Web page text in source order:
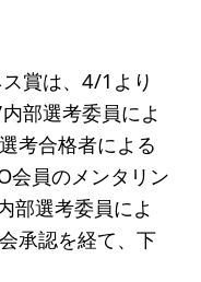
賞は、4/1より
部選考委員によ
考合格者による
会員のメンタリン
部選考委員によ
承認を経て、下